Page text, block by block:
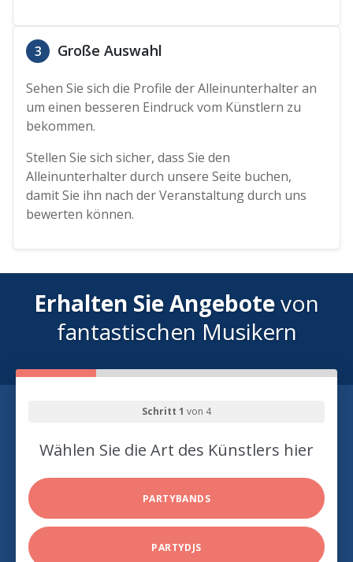
3 Große Auswahl
Sehen Sie sich die Profile der Alleinunterhalter an
um einen besseren Eindruck vom Künstlern zu
bekommen.
Stellen Sie sich sicher, dass Sie den
Alleinunterhalter durch unsere Seite buchen,
damit Sie ihn nach der Veranstaltung durch uns
bewerten können.
Erhalten Sie Angebotevon
fantastischen Musikern
Schritt 1 von 4
Wählen Sie die Art des Künstlers hier
PARTYBANDS
PARTYDJS